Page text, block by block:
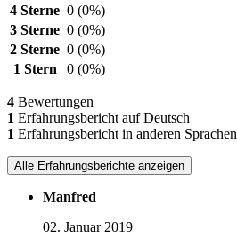
4 Sterne 0 (0%)
3 Sterne 0 (0%)
2 Sterne 0 (0%)
1 Stern
0 (0%)
4 Bewertungen
1 Erfahrungsbericht auf Deutsch
1 Erfahrungsbericht in anderen Sprachen
Alle Erfahrungsberichte anzeigen
Manfred
02. Januar 2019